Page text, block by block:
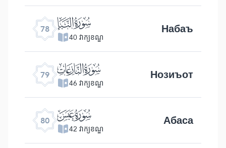
78 ﯻ
40 វាក្យខណ្ឌ Набаъ
79 ﯼ
46 វាក្យខណ្ឌ Нозиъот
80 ﯽ
42 វាក្យខណ្ឌ Абаса